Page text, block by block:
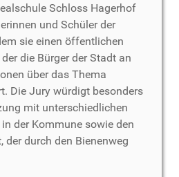
Schloss Hagerhof
und Schüler der
sie einen öffentlichen
die Bürger der Stadt an
über das Thema
Die Jury würdigt besonders
mit unterschiedlichen
der Kommune sowie den
der durch den Bienenweg